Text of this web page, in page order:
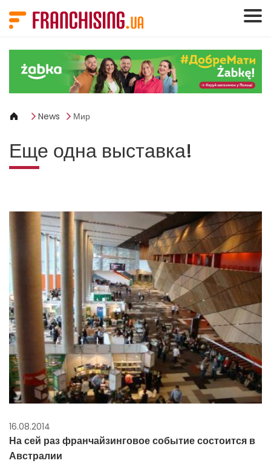
News Мир
Еще одна выставка!
16.08.2014
На сей раз франчайзинговое событие состоится в
Австралии